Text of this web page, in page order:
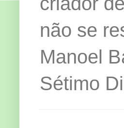
não se
Manoel
Sétimo